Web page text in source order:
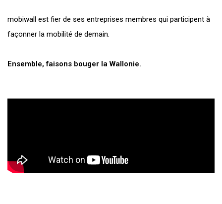
mobiwall est fier de ses entreprises membres qui participent à
façonner la mobilité de demain.
Ensemble, faisons bouger la Wallonie.